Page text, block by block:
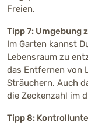
Freien.
Tipp 7: Umgebung
Im Garten kannst
Lebensraum zu
das Entfernen von
Sträuchern. Auch
die Zeckenzahl im
Tipp 8: